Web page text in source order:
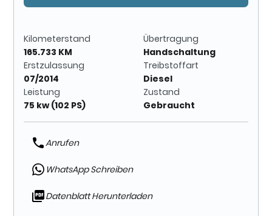
Kilometerstand
165.733 KM
Erstzulassung
07/2014
Leistung
75 kw (102 PS)
Übertragung
Handschaltung
Treibstoffart
Diesel
Zustand
Gebraucht
Anrufen
WhatsApp Schreiben
Datenblatt Herunterladen